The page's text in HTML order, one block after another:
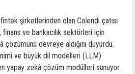
fintek şirketlerinden olan Colendi çatısı
ve bankacılık sektörleri için
devreye aldığını duyurdu.
ve büyük dil modelleri (LLM)
yapay zekâ çözüm modülleri sunuyor.